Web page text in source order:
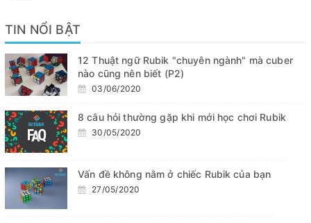
TIN NỔI BẬT
12 Thuật ngữ Rubik "chuyên ngành" mà cuber
nào cũng nên biết (P2)
03/06/2020
8 câu hỏi thường gặp khi mới học chơi Rubik
30/05/2020
Vấn đề không nằm ở chiếc Rubik của bạn
27/05/2020